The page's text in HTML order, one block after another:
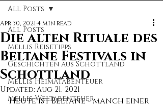
All Posts
Mellis Reisetipps
Geschichten aus Schottland
Mellis Heimatabenteuer
Mellis Weltabenteuer
All Posts
Die alten Rituale des
Beltane Festivals in
Schottland
Apr 30, 20214 min read
Updated: Aug 21, 2021
Heute ist Beltane - manch einer